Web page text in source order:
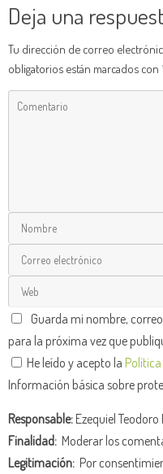
Deja una
Tu dirección de correo
obligatorios están marcados con
Guarda mi nombre,
para la próxima vez que
He leído y acepto la
Información básica sobre
Responsable:Ezequiel Teodoro
Finalidad: Moderar los
Legitimación: Por